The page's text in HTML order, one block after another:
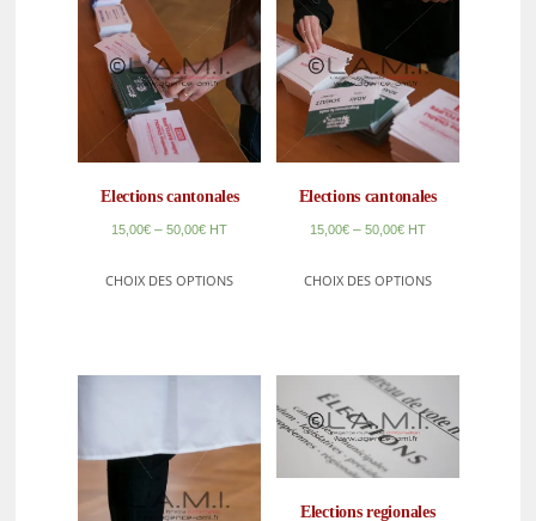
Elections cantonales
15,00€ –50,00€ HT
CHOIX DES OPTIONS
Elections cantonales
15,00€– 50,00€ HT
CHOIX DES OPTIONS
Elections regionales